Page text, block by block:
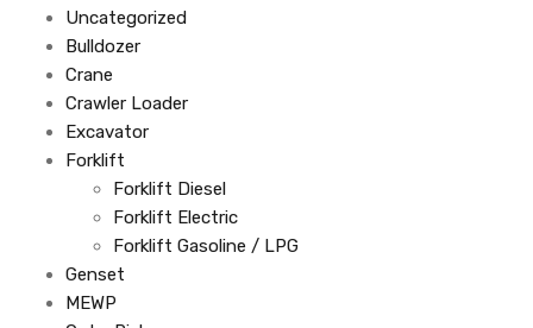
Uncategorized
Bulldozer
Crane
Crawler Loader
Excavator
Forklift
Forklift Diesel
Forklift Electric
Forklift Gasoline / LPG
Genset
MEWP